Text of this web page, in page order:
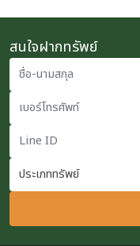
สนใจฝากทรัพย์
ชื่อ-นามสกุล
เบอร์โทรศัพท์
Line ID